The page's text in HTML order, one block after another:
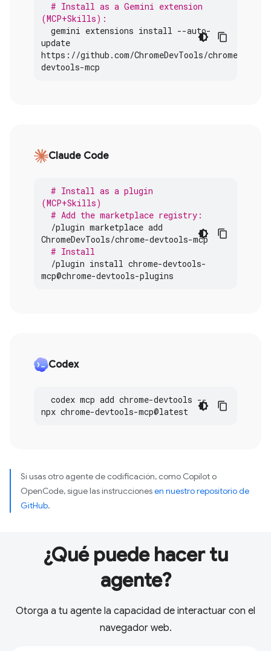
# Install as a Gemini extension
(MCP+Skills):
gemini extensions install --auto-
update
https : //github .com/ChromeDevTools/chrome
devtools-mcp
Claude Code
# Install as a plugin
(MCP+Skills)
# Add the marketplace registry:
/plugin marketplace add
ChromeDevTools/chrome-devtools-mcp
# Install
/plugin install chrome-devtools-
mcp@chrome-devtools-plugins
Codex
codex mcp add chrome-devtools --
npx chrome-devtools-mcp@latest
Si usas otro agente de codificación, como Copilot o
OpenCode, sigue las instruccionesen nuestro repositorio de
GitHub.
¿Qué puede hacer tu
agente?
Otorga a tu agente la capacidad de interactuar con el
navegador web.